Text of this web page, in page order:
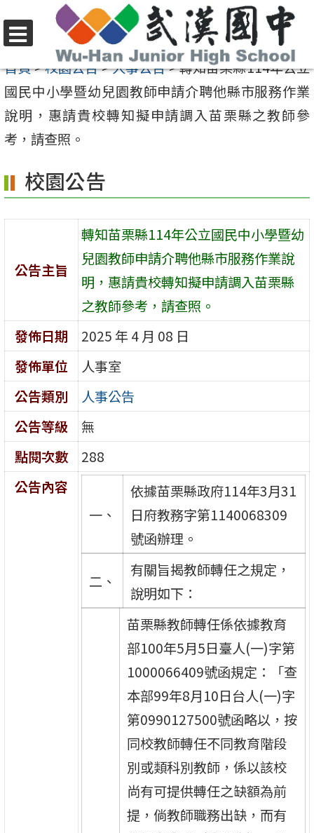
至
要
內
容
選
單
首頁>校園公告>人事公告>轉知苗栗縣114年公立
國民中小學暨幼兒園教師申請介聘他縣市服務作業
說明，惠請貴校轉知擬申請調入苗栗縣之教師參
考，請查照。
校園公告
公告主旨
轉知苗栗縣114年公立國民中小學暨幼
兒園教師申請介聘他縣市服務作業說
明，惠請貴校轉知擬申請調入苗栗縣
之教師參考，請查照。
發佈日期
2025 年 4 月 08 日
發佈單位
人事室
公告類別
人事公告
公告等級
無
點閱次數
288
公告內容
一、
依據苗栗縣政府114年3月31
日府教務字第1140068309
號函辦理。
二、
有關旨揭教師轉任之規定，
說明如下：
苗栗縣教師轉任係依據教育
部100年5月5日臺人(一)字第
1000066409號函規定：「查
本部99年8月10日台人(一)字
第0990127500號函略以，按
同校教師轉任不同教育階段
別或類科別教師，係以該校
尚有可提供轉任之缺額為前
提，倘教師職務出缺，而有